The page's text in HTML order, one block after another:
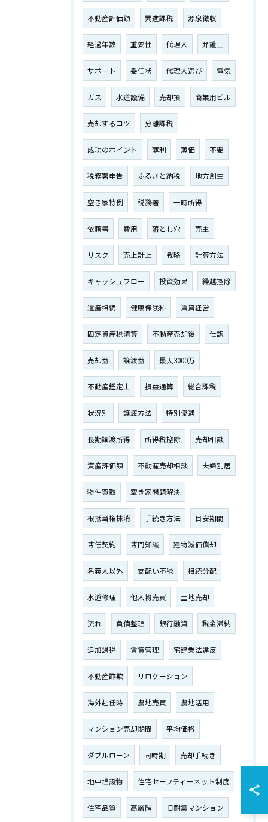
不動産評価額 累進課税 源泉徴収
経過年数 重要性 代理人 弁護士
サポート 委任状 代理人選び 電気
ガス 水道設備 売却損 商業用ビル
売却するコツ 分離課税
成功のポイント 薄利 薄価 不要
税務署申告 ふるさと納税 地方創生
空き家特例 税務署 一時所得
依頼書 費用 落とし穴 売主
リスク 売上計上 戦略 計算方法
キャッシュフロー 投資効果 繰越控除
遺産相続 健康保険料 賃貸経営
固定資産税清算 不動産売却後 仕訳
売却益 譲渡益 最大3000万
不動産鑑定士 損益通算 総合課税
状況別 譲渡方法 特別優遇
長期譲渡所得 所得税控除 売却相談
資産評価額 不動産売却相談 夫婦別居
物件買取 空き家問題解決
根抵当権抹消 手続き方法 目安期間
専任契約 専門知識 建物減価償却
名義人以外 支配い不能 相続分配
水道修理 他人物売買 土地売却
流れ 負債整理 銀行融資 税金滞納
追加課税 賃貸管理 宅建業法違反
不動産詐欺 リロケーション
海外赴任時 農地売買 農地活用
マンション売却期間 平均価格
ダブルローン 同時期 売却手続き
地中埋設物 住宅セーフティーネット制度
住宅品質 高層階 旧耐震マンション